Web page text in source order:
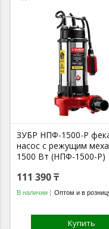
ЗУБР НПФ-1500-Р
насос с режущим
1500 Вт (НПФ-1500-Р)
111 390 ₸
В наличии Оптом и в
Купить